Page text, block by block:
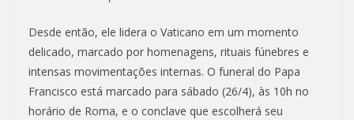
Desde então, ele lidera o Vaticano em um momento
delicado, marcado por homenagens, rituais fúnebres e
intensas movimentações internas. O funeral do Papa
Francisco está marcado para sábado (26/4), às 10h no
horário de Roma, e o conclave que escolherá seu